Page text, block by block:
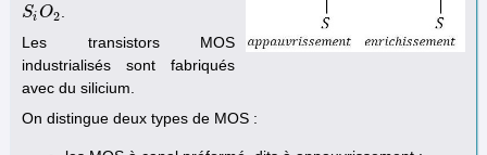
SiO2
SiO2
Les transistors MOS
industrialisés sont fabriqués
avec du silicium.
On distingue deux types de MOS :